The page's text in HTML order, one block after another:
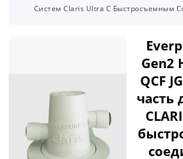
Систем Claris Ultra С Быстросъемным
Gen2
QCF
часть